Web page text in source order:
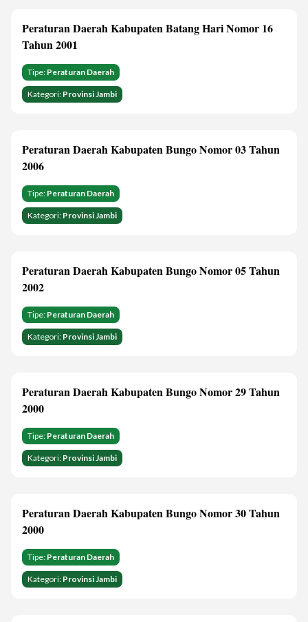
Peraturan Daerah Kabupaten Batang Hari Nomor 16
Tahun 2001
Tipe: Peraturan Daerah
Kategori: Provinsi Jambi
Peraturan Daerah Kabupaten Bungo Nomor 03 Tahun
2006
Tipe: Peraturan Daerah
Kategori: Provinsi Jambi
Peraturan Daerah Kabupaten Bungo Nomor 05 Tahun
2002
Tipe: Peraturan Daerah
Kategori: Provinsi Jambi
Peraturan Daerah Kabupaten Bungo Nomor 29 Tahun
2000
Tipe: Peraturan Daerah
Kategori: Provinsi Jambi
Peraturan Daerah Kabupaten Bungo Nomor 30 Tahun
2000
Tipe: Peraturan Daerah
Kategori: Provinsi Jambi